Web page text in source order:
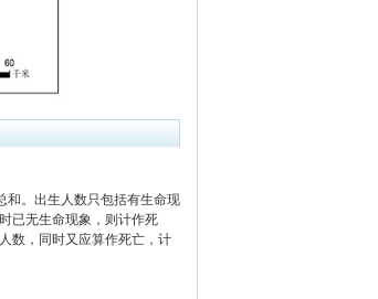
。出生人数只包括有生命现
已无生命现象，则计作死
数，同时又应算作死亡，计